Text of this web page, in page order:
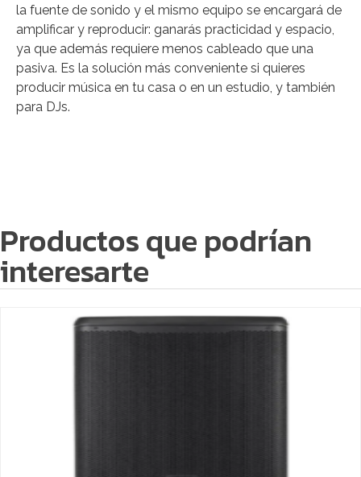
la fuente de sonido y el mismo equipo se encargará de
amplificar y reproducir: ganarás practicidad y espacio,
ya que además requiere menos cableado que una
pasiva. Es la solución más conveniente si quieres
producir música en tu casa o en un estudio, y también
para DJs.
Productos que podrían
interesarte